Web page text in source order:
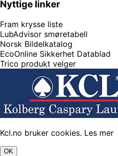
Nyttige linker
Fram krysse liste
LubAdvisor smøretabell
Norsk Bildelkatalog
EcoOnline Sikkerhet Datablad
Trico produkt velger
Kcl.no bruker cookies. Les mer
OK